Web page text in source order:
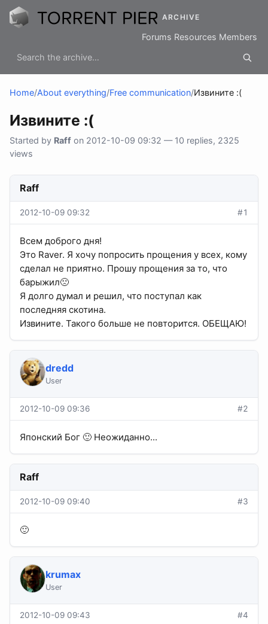
ARCHIVE
Forums Resources Members
Home/About everything/Free communication/Извините :(
Извините :(
Started by Raff on 2012-10-09 09:32 — 10 replies, 2325
views
Raff
2012-10-09 09:32 #1
Всем доброго дня!
Это Raver. Я хочу попросить прощения у всех, кому
сделал не приятно. Прошу прощения за то, что
барыжил🙁
Я долго думал и решил, что поступал как
последняя скотина.
Извините. Такого больше не повторится. ОБЕЩАЮ!
dredd
User
2012-10-09 09:36 #2
Японский Бог 🙂 Неожиданно...
Raff
2012-10-09 09:40 #3
🙂
krumax
User
2012-10-09 09:43 #4